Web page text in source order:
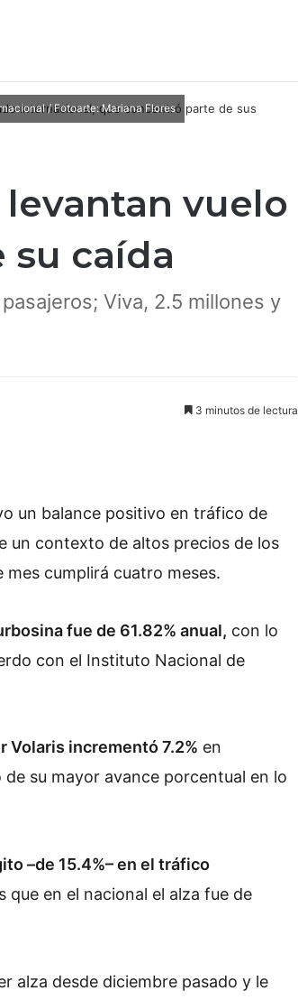
/ Fotoarte: Mariana Flores
vuelo
su caída
Viva, 2.5 millones y
3 minutos de lectura
un balance positivo en tráfico de
un contexto de altos precios de los
cumplirá cuatro meses.
fue de 61.82% anual, con lo
con el Instituto Nacional de
Volaris incrementó 7.2% en
su mayor avance porcentual en lo
–de 15.4%– en el tráfico
que en el nacional el alza fue de
alza desde diciembre pasado y le